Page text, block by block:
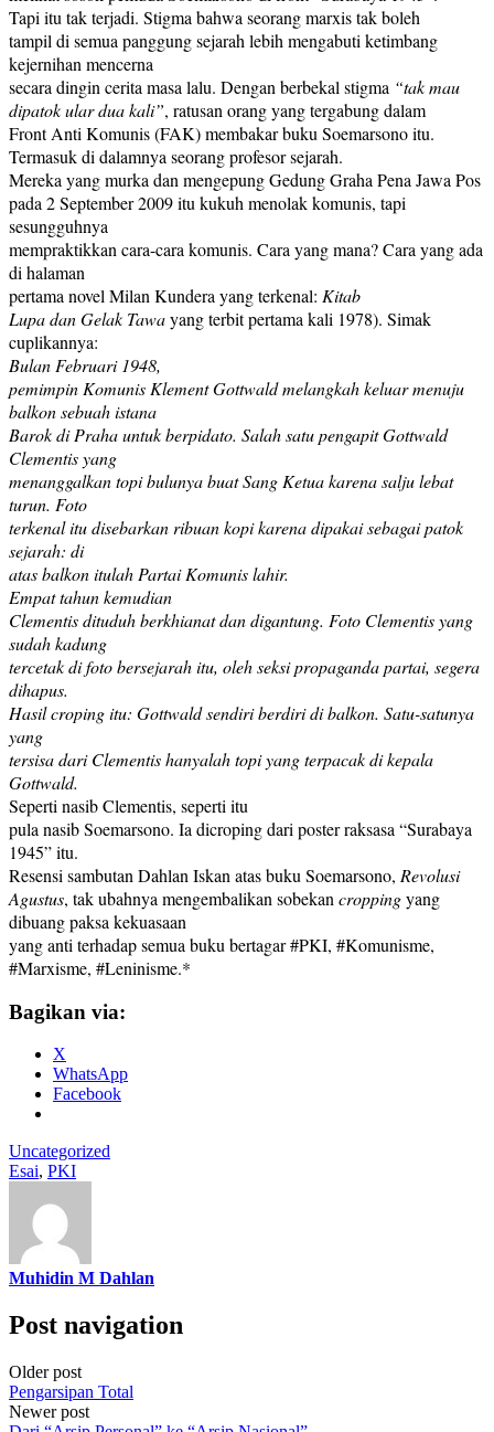
Tapi itu tak terjadi. Stigma bahwa seorang marxis tak boleh
tampil di semua panggung sejarah lebih mengabuti ketimbang
kejernihan mencerna
secara dingin cerita masa lalu. Dengan berbekal stigma “tak mau
dipatok ular dua kali”, ratusan orang yang tergabung dalam
Front Anti Komunis (FAK) membakar buku Soemarsono itu.
Termasuk di dalamnya seorang profesor sejarah.
Mereka yang murka dan mengepung Gedung Graha Pena Jawa Pos
pada 2 September 2009 itu kukuh menolak komunis, tapi
sesungguhnya
mempraktikkan cara-cara komunis. Cara yang mana? Cara yang ada
di halaman
pertama novel Milan Kundera yang terkenal: Kitab
Lupa dan Gelak Tawayang terbit pertama kali 1978). Simak
cuplikannya:
Bulan Februari 1948,
pemimpin Komunis Klement Gottwald melangkah keluar menuju
balkon sebuah istana
Barok di Praha untuk berpidato. Salah satu pengapit Gottwald
Clementis yang
menanggalkan topi bulunya buat Sang Ketua karena salju lebat
turun. Foto
terkenal itu disebarkan ribuan kopi karena dipakai sebagai patok
sejarah: di
atas balkon itulah Partai Komunis lahir.
Empat tahun kemudian
Clementis dituduh berkhianat dan digantung. Foto Clementis yang
sudah kadung
tercetak di foto bersejarah itu, oleh seksi propaganda partai, segera
dihapus.
Hasil croping itu: Gottwald sendiri berdiri di balkon. Satu-satunya
yang
tersisa dari Clementis hanyalah topi yang terpacak di kepala
Gottwald.
Seperti nasib Clementis, seperti itu
pula nasib Soemarsono. Ia dicroping dari poster raksasa “Surabaya
1945” itu.
Resensi sambutan Dahlan Iskan atas buku Soemarsono, Revolusi
Agustus, tak ubahnya mengembalikan sobekan croppingyang
dibuang paksa kekuasaan
yang anti terhadap semua buku bertagar #PKI, #Komunisme,
#Marxisme, #Leninisme.*
Bagikan via:
X
WhatsApp
Facebook
Uncategorized
Esai, PKI
Muhidin M Dahlan
Post navigation
Older post
Pengarsipan Total
Newer post